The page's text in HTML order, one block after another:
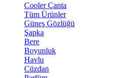
Cooler Çanta
Tüm Ürünler
Güneş Gözlüğü
Şapka
Bere
Boyunluk
Havlu
Cüzdan